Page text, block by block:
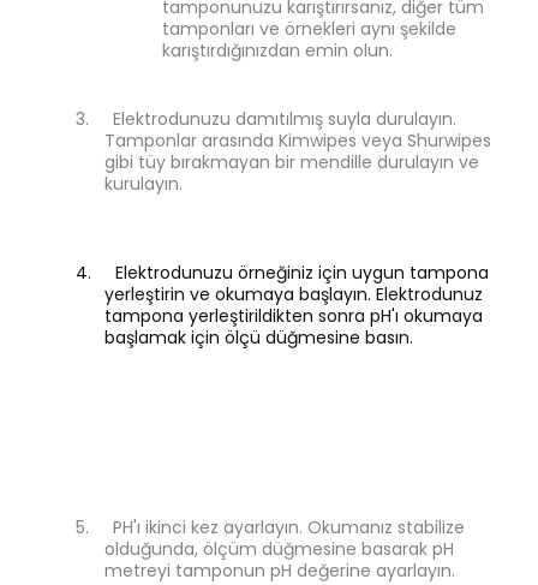
tamponunuzu karıştırırsanız, diğer tüm
tamponları ve örnekleri aynı şekilde
karıştırdığınızdan emin olun.
3.
Elektrodunuzu damıtılmış suyla durulayın.
Tamponlar arasında Kimwipes veya Shurwipes
gibi tüy bırakmayan bir mendille durulayın ve
kurulayın.
4.
Elektrodunuzu örneğiniz için uygun tampona
yerleştirin ve okumaya başlayın. Elektrodunuz
tampona yerleştirildikten sonra pH'ı okumaya
başlamak için ölçü düğmesine basın.
5. PH'ı ikinci kez ayarlayın. Okumanız stabilize
olduğunda, ölçüm düğmesine basarak pH
metreyi tamponun pH değerine ayarlayın.